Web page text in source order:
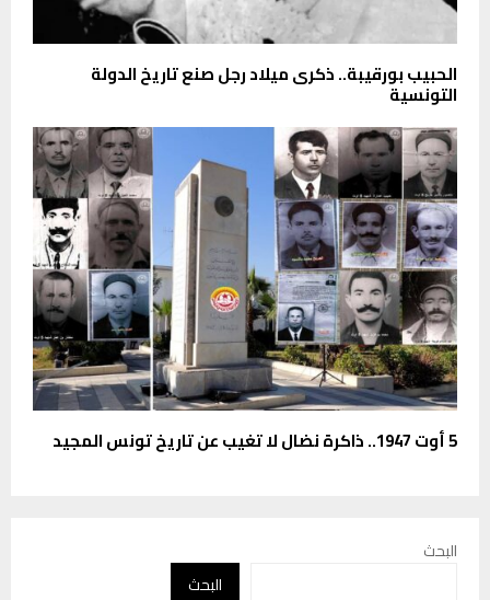
الحبيب بورقيبة.. ذكرى ميلاد رجل صنع تاريخ الدولة
التونسية
5 أوت 1947.. ذاكرة نضال لا تغيب عن تاريخ تونس المجيد
البحث
البحث